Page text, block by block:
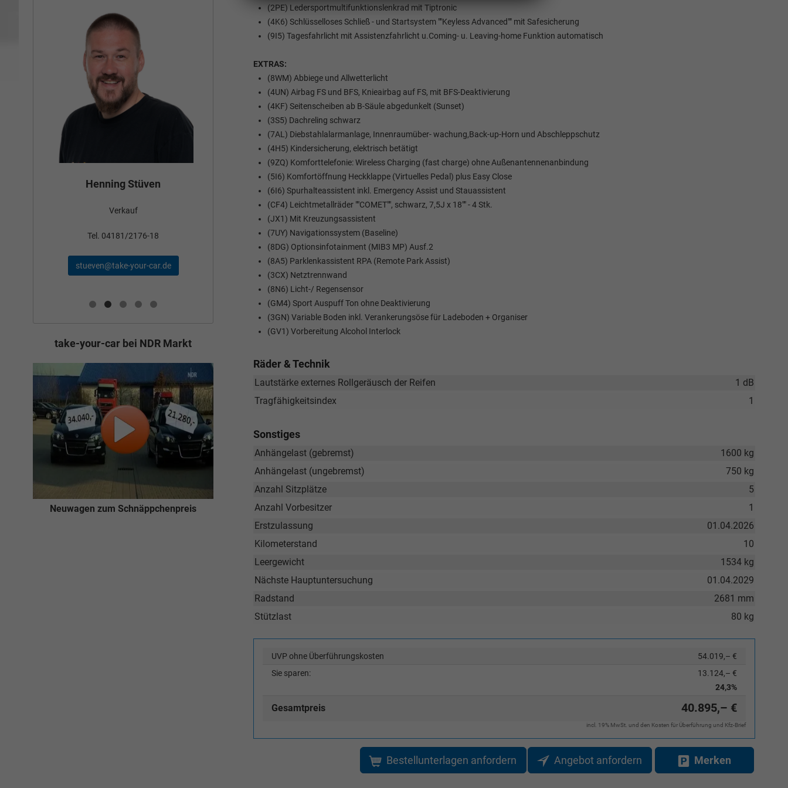
(2PE) Ledersportmultifunktionslenkrad mit Tiptronic
(4K6) Schlüsselloses Schließ - und Startsystem ""Keyless Advanced"" mit Safesicherung
(9I5) Tagesfahrlicht mit Assistenzfahrlicht u.Coming- u. Leaving-home Funktion automatisch
EXTRAS:
(8WM) Abbiege und Allwetterlicht
(4UN) Airbag FS und BFS, Knieairbag auf FS, mit BFS-Deaktivierung
(4KF) Seitenscheiben ab B-Säule abgedunkelt (Sunset)
(3S5) Dachreling schwarz
(7AL) Diebstahlalarmanlage, Innenraumüber- wachung,Back-up-Horn und Abschleppschutz
(4H5) Kindersicherung, elektrisch betätigt
(9ZQ) Komforttelefonie: Wireless Charging (fast charge) ohne Außenantennenanbindung
(5I6) Komfortöffnung Heckklappe (Virtuelles Pedal) plus Easy Close
(6I6) Spurhalteassistent inkl. Emergency Assist und Stauassistent
(CF4) Leichtmetallräder ""COMET"", schwarz, 7,5J x 18"" - 4 Stk.
(JX1) Mit Kreuzungsassistent
(7UY) Navigationssystem (Baseline)
(8DG) Optionsinfotainment (MIB3 MP) Ausf.2
(8A5) Parklenkassistent RPA (Remote Park Assist)
(3CX) Netztrennwand
(8N6) Licht-/ Regensensor
(GM4) Sport Auspuff Ton ohne Deaktivierung
(3GN) Variable Boden inkl. Verankerungsöse für Ladeboden + Organiser
(GV1) Vorbereitung Alcohol Interlock
Räder & Technik
1 dB
Lautstärke externes Rollgeräusch der Reifen
1
Tragfähigkeitsindex
Sonstiges
1600 kg
Anhängelast (gebremst)
750 kg
Anhängelast (ungebremst)
5
Anzahl Sitzplätze
1
Anzahl Vorbesitzer
01.04.2026
Erstzulassung
10
Kilometerstand
1534 kg
Leergewicht
01.04.2029
Nächste Hauptuntersuchung
2681 mm
Radstand
80 kg
Stützlast
UVP ohne Überführungskosten
54.019,– €
Sie sparen:
13.124,– €
24,3%
Gesamtpreis 40.895,– €
incl. 19% MwSt. und den Kosten für Überführung und Kfz-Brief
Bestellunterlagen anfordern Angebot anfordern Merken
Henning Stüven
Verkauf
Tel. 04181/2176-18
stueven@take-your-car.de
Bünyamin Schael
Verkauf
Tel. 04181/2176-24
schael@take-your-car.de
Tom Wollschläger
Verkauf
wollschlaeger@take-your-car.de
take-your-car bei NDR Markt
Neuwagen zum Schnäppchenpreis